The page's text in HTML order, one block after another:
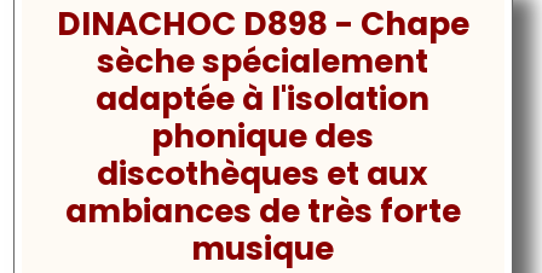
DINACHOC D898 - Chape
sèche spécialement
adaptée à l'isolation
phonique des
discothèques et aux
ambiances de très forte
musique